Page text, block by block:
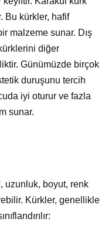
Bu kürkler, hafif
malzeme sunar. Dış
diğer
Günümüzde birçok
duruşunu tercih
iyi oturur ve fazla
sunar.
uzunluk, boyut, renk
Kürkler, genellikle